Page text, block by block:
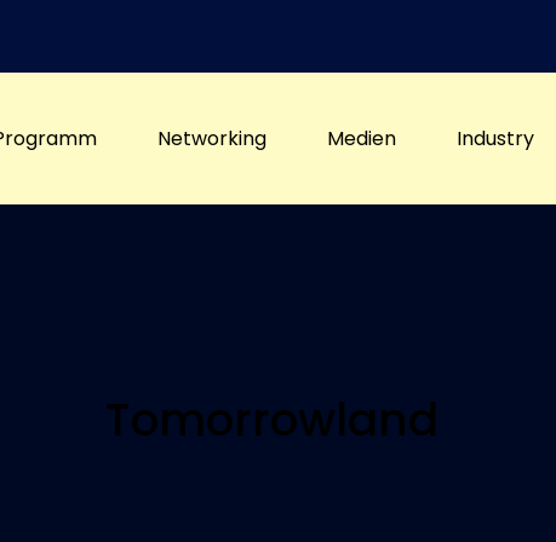
Networking Medien Industry
Tomorrowland